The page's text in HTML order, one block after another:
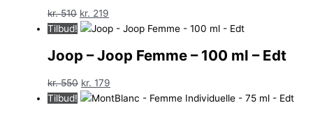
kr.510 Den
oprindelige
var:
kr. 219
aktuelle
er:
Tilbud!
Joop – Joop Femme – 100 ml – Edt
kr.550 Den
oprindelige
kr. 179
aktuelle
Tilbud!